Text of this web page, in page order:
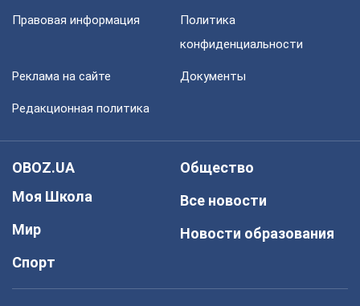
Правовая информация
Политика
конфиденциальности
Реклама на сайте Документы
Редакционная политика
OBOZ.UA
Моя Школа
Мир
Спорт
Общество
Все новости
Новости образования